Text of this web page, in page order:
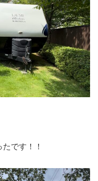
です！！